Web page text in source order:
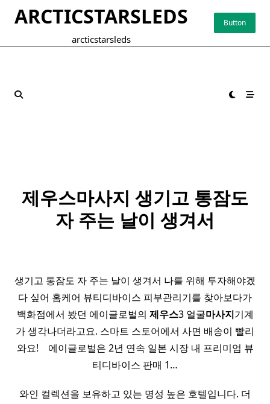
ARCTICSTARSLEDS
arcticstarsleds
Button
제우스마사지 생기고 통잠도
자 주는 날이 생겨서
생기고 통잠도 자 주는 날이 생겨서 나를 위해 투자해야겠
다 싶어 홈케어 뷰티디바이스 피부관리기를 찾아보다가
백화점에서 봤던 에이글로벌의 제우스3 얼굴마사지기계
가 생각나더라고요. 스마트 스토어에서 사면 배송이 빨리
와요! ​ ​ ​ 에이글로벌은 2년 연속 일본 시장 내 프리미엄 뷰
티디바이스 판매 1…
와인 컬렉션을 보유하고 있는 명성 높은 호텔입니다. 더